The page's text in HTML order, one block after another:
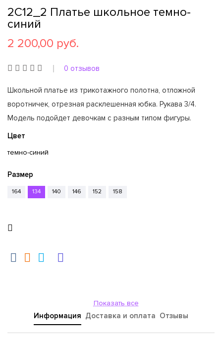
2С12_2 Платье школьное темно-
синий
2 200,00 руб.
0 отзывов
Школьной платье из трикотажного полотна, отложной
воротничек, отрезная расклешенная юбка. Рукава 3/4.
Модель подойдет девочкам с разным типом фигуры.
Цвет
темно-синий
Размер
164 134 140 146 152 158
Показать все
Информация Доставка и оплата Отзывы